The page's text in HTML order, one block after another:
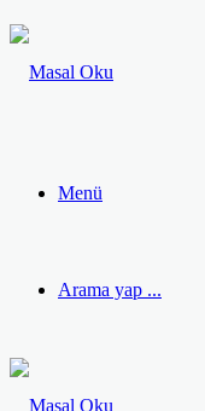
Menü
Arama yap ...